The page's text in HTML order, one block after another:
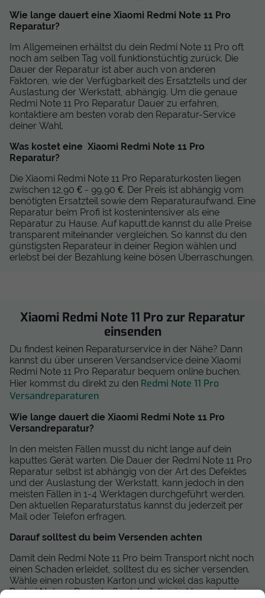
Wie lange dauert eine Xiaomi Redmi Note 11 Pro
Reparatur?
Im Allgemeinen erhältst du dein Redmi Note 11 Pro oft
noch am selben Tag voll funktionstüchtig zurück. Die
Dauer der Reparatur ist aber auch von anderen
Faktoren, wie der Verfügbarkeit des Ersatzteils und der
Auslastung der Werkstatt, abhängig. Um die genaue
Redmi Note 11 Pro Reparatur Dauer zu erfahren,
kontaktiere am besten vorab den Reparatur-Service
deiner Wahl.
Was kostet eine Xiaomi Redmi Note 11 Pro
Reparatur?
Die Xiaomi Redmi Note 11 Pro Reparaturkosten liegen
zwischen 12,90 € - 99,90 €. Der Preis ist abhängig vom
benötigten Ersatzteil sowie dem Reparaturaufwand. Eine
Reparatur beim Profi ist kostenintensiver als eine
Reparatur zu Hause. Auf kaputt.de kannst du alle Preise
transparent miteinander vergleichen. So kannst du den
günstigsten Reparateur in deiner Region wählen und
erlebst bei der Bezahlung keine bösen Überraschungen.
Xiaomi Redmi Note 11 Pro zur Reparatur
einsenden
Du findest keinen Reparaturservice in der Nähe? Dann
kannst du über unseren Versandservice deine Xiaomi
Redmi Note 11 Pro Reparatur bequem online buchen.
Hier kommst du direkt zu den Redmi Note 11 Pro
Versandreparaturen
Wie lange dauert die Xiaomi Redmi Note 11 Pro
Versandreparatur?
In den meisten Fällen musst du nicht lange auf dein
kaputtes Gerät warten. Die Dauer der Redmi Note 11 Pro
Reparatur selbst ist abhängig von der Art des Defektes
und der Auslastung der Werkstatt, kann jedoch in den
meisten Fällen in 1-4 Werktagen durchgeführt werden.
Den aktuellen Reparaturstatus kannst du jederzeit per
Mail oder Telefon erfragen.
Darauf solltest du beim Versenden achten
Damit dein Redmi Note 11 Pro beim Transport nicht noch
einen Schaden erleidet, solltest du es sicher versenden.
Wähle einen robusten Karton und wickel das kaputte
Redmi Note 11 Pro in Luftpolsterfolie ein. Verpacke das